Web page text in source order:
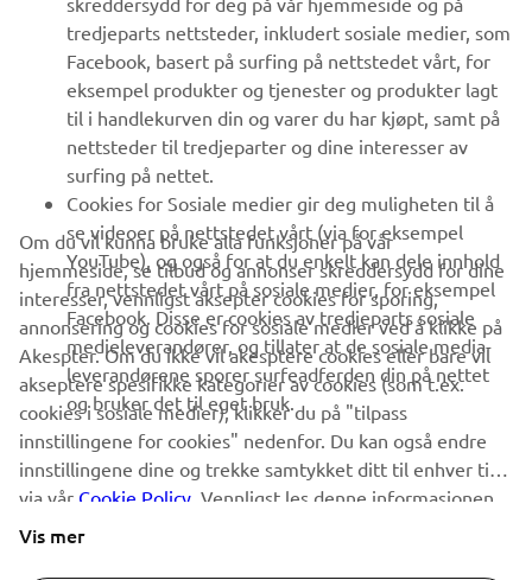
FAQ & SUPPORT
NYHETSBREV
Vær den første til å lære om de siste tilbudene, spesielle
arrangementer, nye utgivelser og mye mer
ABONNER
Les vår personvernerklæring for å lære hvordan vi behandler dine
personopplysninger:
Retningslinjer for Personvern
Norway (Norwegian)
tredjeparts nettsteder, inkludert sosiale medier, som
Facebook, basert på surfing på nettstedet vårt, for
eksempel produkter og tjenester og produkter lagt
til i handlekurven din og varer du har kjøpt, samt på
nettsteder til tredjeparter og dine interesser av
surfing på nettet.
Cookies for Sosiale medier gir deg muligheten til å
se videoer på nettstedet vårt (via for eksempel
YouTube), og også for at du enkelt kan dele innhold
fra nettstedet vårt på sosiale medier, for eksempel
Facebook. Disse er cookies av tredjeparts sosiale
medieleverandører, og tillater at de sosiale media-
leverandørene sporer surfeadferden din på nettet
og bruker det til eget bruk.
Om du vil kunna bruke alla funksjoner på vår
hjemmeside, se tilbud og annonser skreddersydd for dine
interesser, vennligst aksepter cookies for sporing,
annonsering og cookies for sosiale medier ved å klikke på
Akespter. Om du ikke vil akesptere cookies eller bare vil
akseptere spesifikke kategorier av cookies (som t.ex.
cookies i sosiale medier), klikker du på "tilpass
innstillingene for cookies" nedenfor. Du kan også endre
innstillingene dine og trekke samtykket ditt til enhver tid
via vår Cookie Policy . Vennligst les denne informasjonen
for å lære mer om cookies vi bruker og hvordan vi
Vis mer